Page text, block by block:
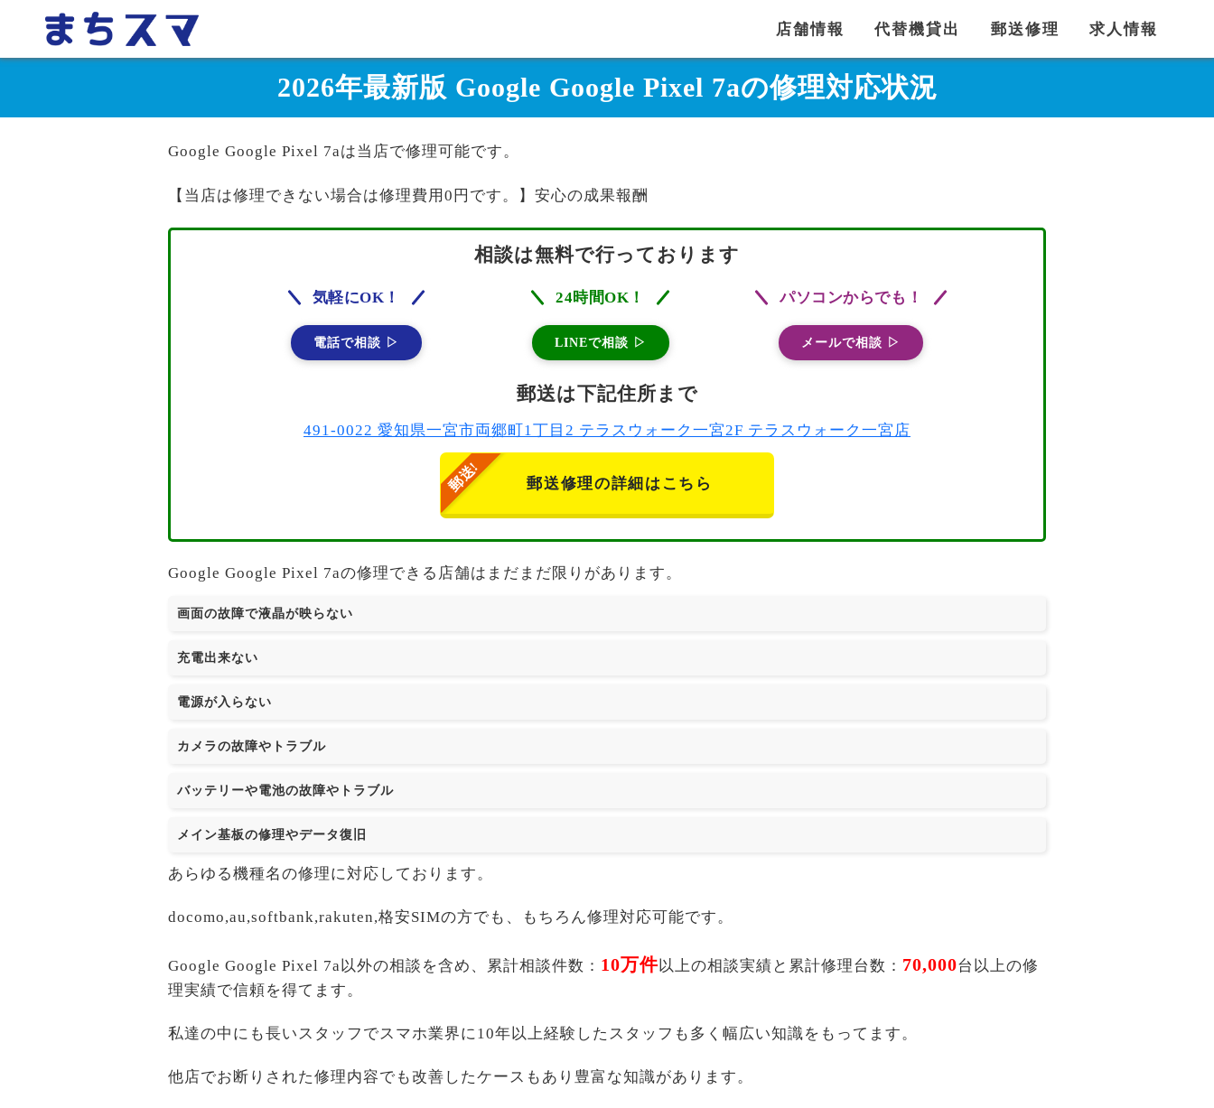
店舗情報 代替機貸出 郵送修理 求人情報
2026年最新版 Google Google Pixel 7aの修理対応状況
Google Google Pixel 7aは当店で修理可能です。
【当店は修理できない場合は修理費用0円です。】安心の成果報酬
相談は無料で行っております
気軽にOK！
電話で相談 ▷
24時間OK！
LINEで相談 ▷
パソコンからでも！
メールで相談 ▷
郵送は下記住所まで
491-0022 愛知県一宮市両郷町1丁目2 テラスウォーク一宮2F テラスウォーク一宮店
郵送修理の詳細はこちら
Google Google Pixel 7aの修理できる店舗はまだまだ限りがあります。
画面の故障で液晶が映らない
充電出来ない
電源が入らない
カメラの故障やトラブル
バッテリーや電池の故障やトラブル
メイン基板の修理やデータ復旧
あらゆる機種名の修理に対応しております。
docomo,au,softbank,rakuten,格安SIMの方でも、もちろん修理対応可能です。
Google Google Pixel 7a以外の相談を含め、累計相談件数： 10万件以上の相談実績と累計修理台数： 70,000台以上の修
理実績で信頼を得てます。
私達の中にも長いスタッフでスマホ業界に10年以上経験したスタッフも多く幅広い知識をもってます。
他店でお断りされた修理内容でも改善したケースもあり豊富な知識があります。